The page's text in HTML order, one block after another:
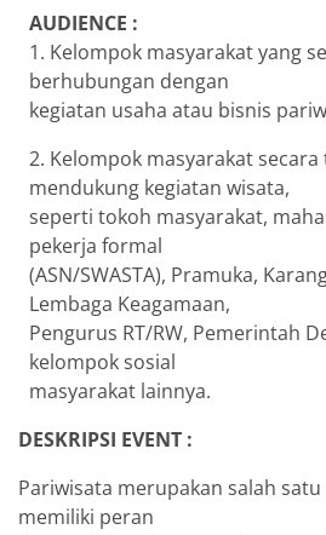
AUDIENCE :
1. Kelompok masyarakat yang
berhubungan dengan
kegiatan usaha atau bisnis
2. Kelompok masyarakat
mendukung kegiatan wisata,
seperti tokoh masyarakat,
pekerja formal
(ASN/SWASTA), Pramuka,
Lembaga Keagamaan,
Pengurus RT/RW, Pemerintah
kelompok sosial
masyarakat lainnya.
DESKRIPSI EVENT :
Pariwisata merupakan salah
memiliki peran